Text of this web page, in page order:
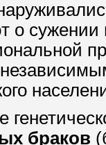
о сужении
браков